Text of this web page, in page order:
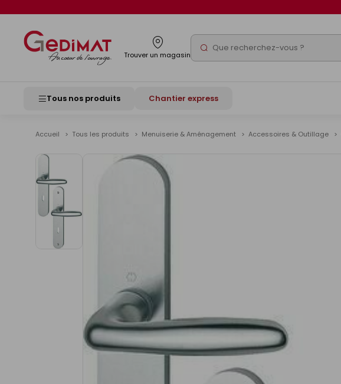
Trouver un magasin Rechercher
Tous nos produits Chantier express
Accueil Tous les produits Menuiserie & Aménagement Accessoires & Outillage